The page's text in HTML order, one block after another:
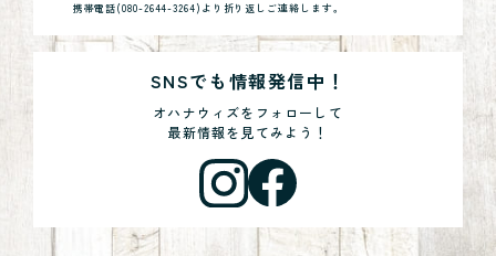
携帯電話(080-2644-3264)より折り返しご連絡します。
SNSでも情報発信中！
オハナウィズをフォローして
最新情報を見てみよう！